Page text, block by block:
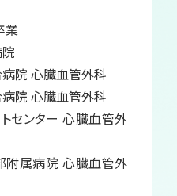
業
院 心臓血管外科
院 心臓血管外科
センター 心臓血管外
附属病院 心臓血管外